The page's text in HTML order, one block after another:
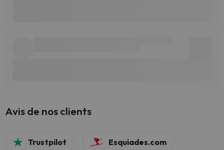
Avis de nos clients
Trustpilot Esquiades.com